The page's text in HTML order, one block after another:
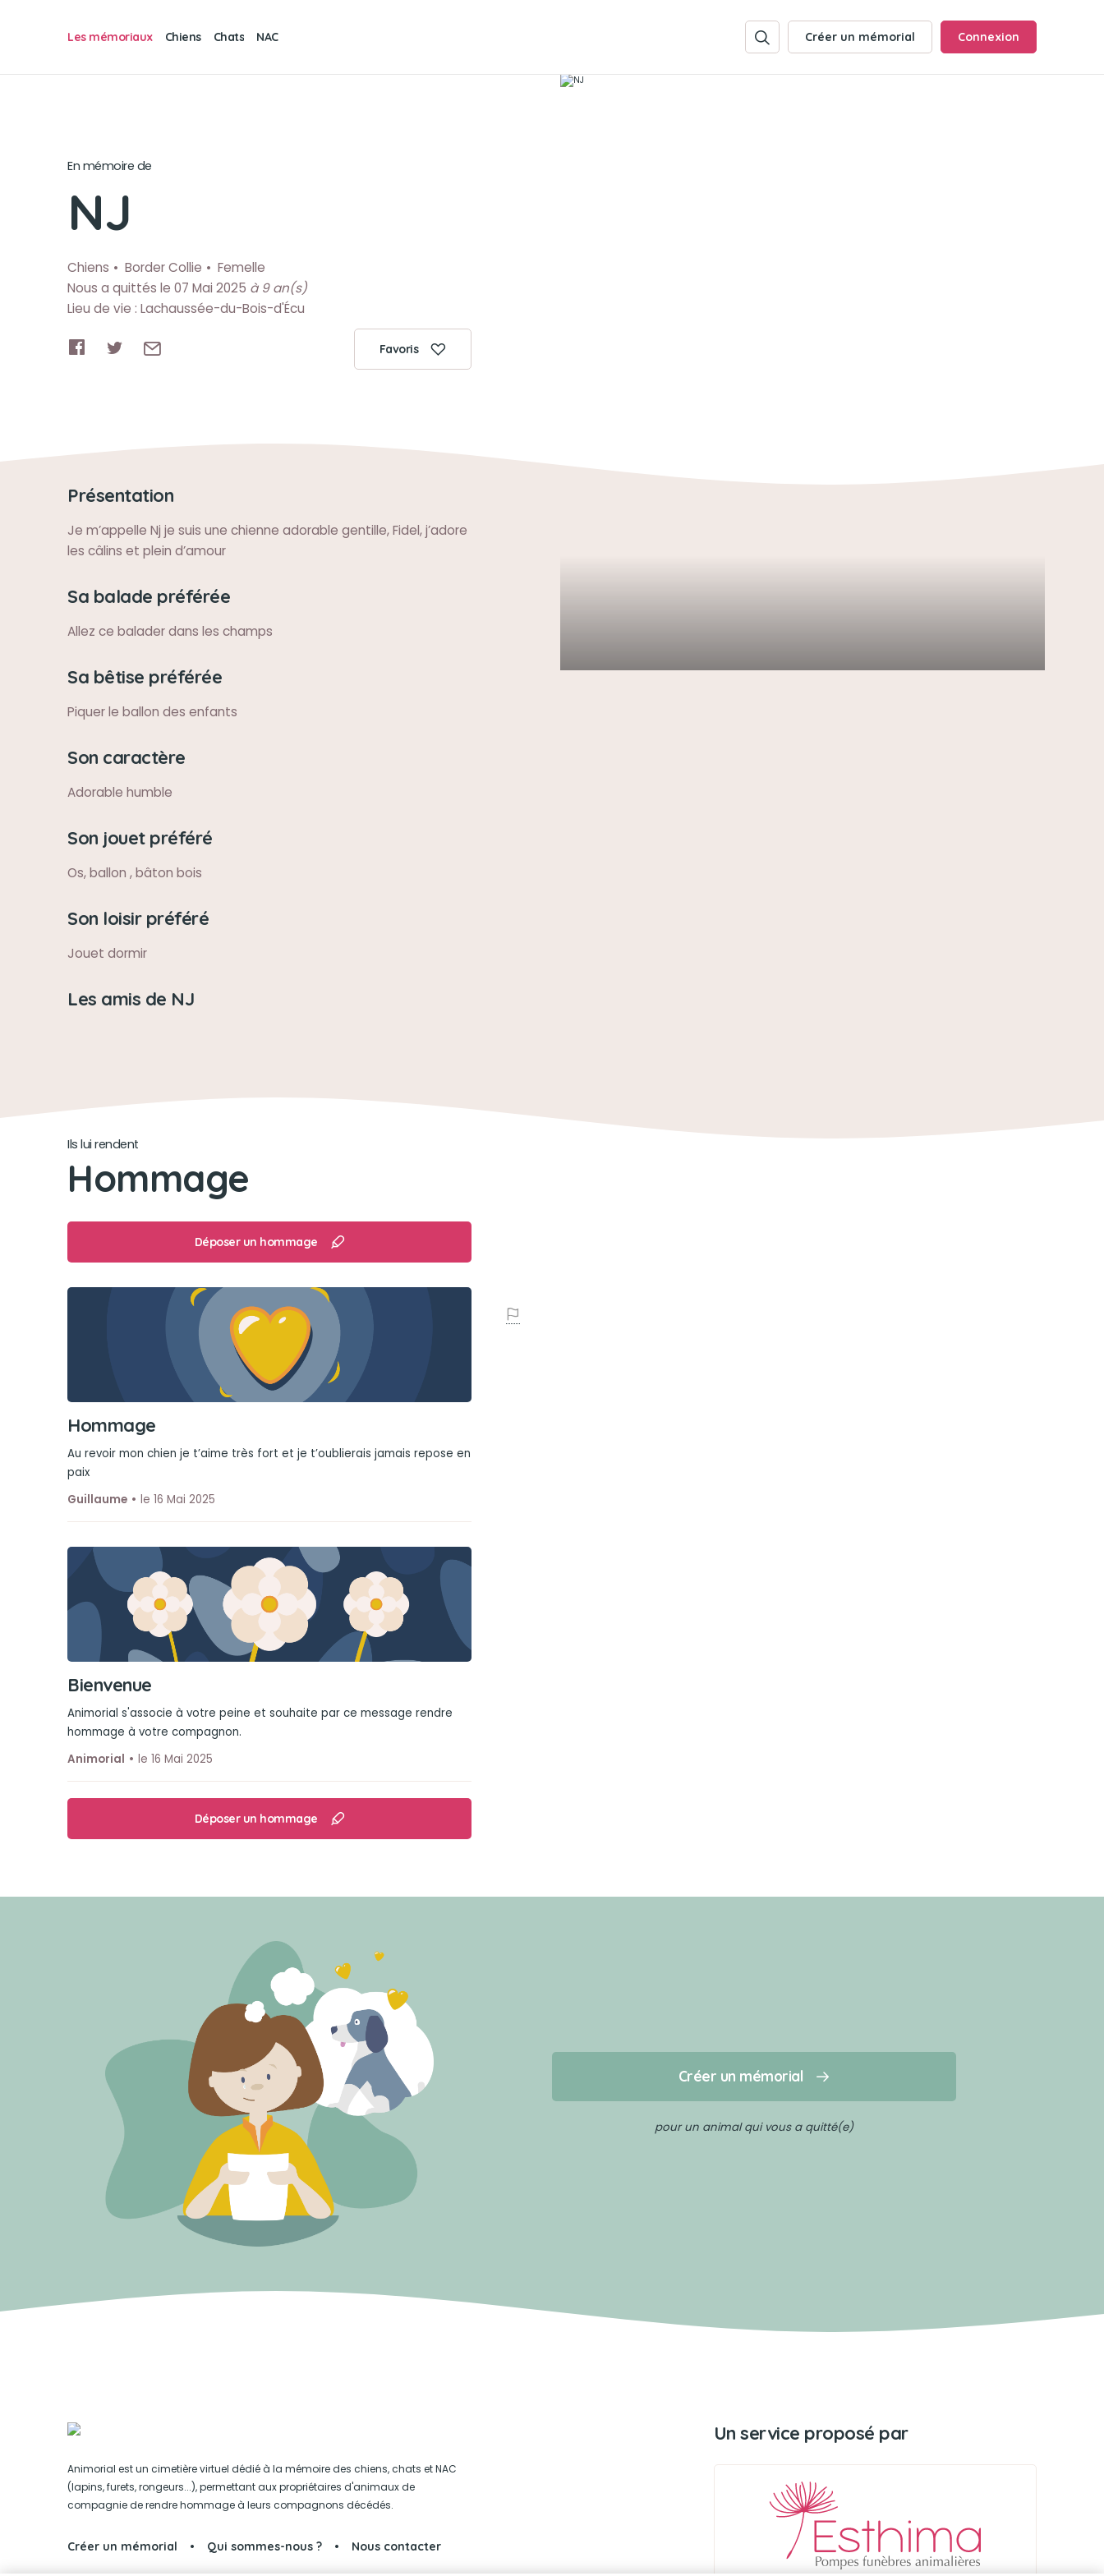
Les mémoriaux Chiens Chats NAC Créer un mémorial Connexion
En mémoire de
NJ
Chiens Border Collie
Femelle
Nous a quittés le 07 Mai 2025 à 9 an(s)
Lieu de vie : Lachaussée-du-Bois-d'Écu
Favoris
Présentation
Je m’appelle Nj je suis une chienne adorable gentille, Fidel, j’adore
les câlins et plein d’amour
Sa balade préférée
Allez ce balader dans les champs
Sa bêtise préférée
Piquer le ballon des enfants
Son caractère
Adorable humble
Son jouet préféré
Os, ballon , bâton bois
Son loisir préféré
Jouet dormir
Les amis de NJ
Ils lui rendent
Hommage
Déposer un hommage
Hommage
Au revoir mon chien je t’aime très fort et je t’oublierais jamais repose en
paix
Guillaume
le 16 Mai 2025
Bienvenue
Animorial s'associe à votre peine et souhaite par ce message rendre
hommage à votre compagnon.
Animorial
le 16 Mai 2025
Déposer un hommage
Créer un mémorial
pour un animal qui vous a quitté(e)
Animorial est un cimetière virtuel dédié à la mémoire des chiens, chats et NAC
(lapins, furets, rongeurs...), permettant aux propriétaires d'animaux de
compagnie de rendre hommage à leurs compagnons décédés.
Créer un mémorial Qui sommes-nous ? Nous contacter
Un service proposé par